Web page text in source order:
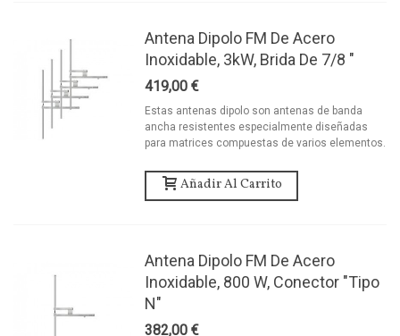
Antena Dipolo FM De Acero
Inoxidable, 3kW, Brida De 7/8 "
419,00 €
Estas antenas dipolo son antenas de banda
ancha resistentes especialmente diseñadas
para matrices compuestas de varios elementos.
Añadir Al Carrito
Antena Dipolo FM De Acero
Inoxidable, 800 W, Conector "tipo
N"
382,00 €